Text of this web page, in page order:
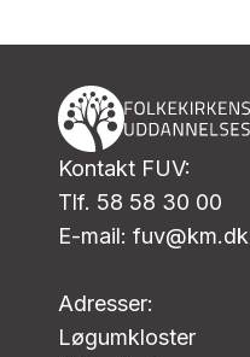
Kontakt FUV:
Tlf. 58 58 30 00
E-mail: fuv@km.dk
Adresser:
Løgumkloster